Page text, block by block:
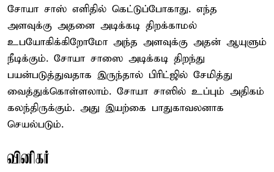
சோயா சாஸ் எளிதில் கெட்டுப்போகாது. எந்த
அளவுக்கு அதனை அடிக்கடி திறக்காமல்
உபயோகிக்கிறோமோ அந்த அளவுக்கு அதன் ஆயுளும்
நீடிக்கும். சோயா சாஸை அடிக்கடி திறந்து
பயன்படுத்துவதாக இருந்தால் பிரிட்ஜில் சேமித்து
வைத்துக்கொள்ளலாம். சோயா சாஸில் உப்பும் அதிகம்
கலந்திருக்கும். அது இயற்கை பாதுகாவலனாக
செயல்படும்.
வினிகர்